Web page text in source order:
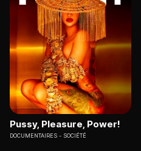
Pussy, Pleasure, Power!
DOCUMENTAIRES SOCIÉTÉ